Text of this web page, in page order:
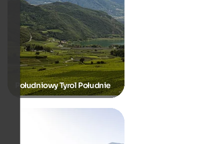
Południowy Tyrol Południe